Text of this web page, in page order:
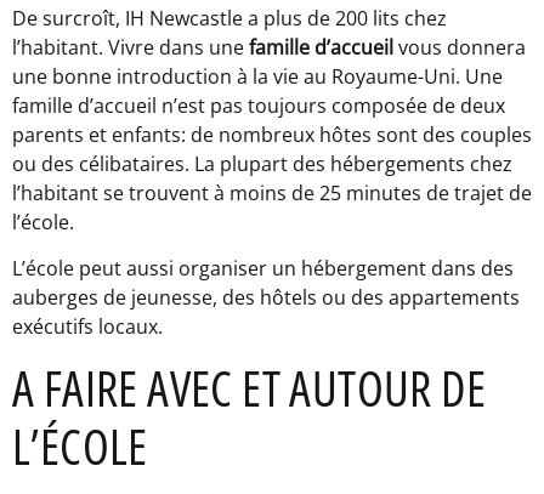
De surcroît, IH Newcastle a plus de 200 lits chez
l’habitant. Vivre dans unefamille d’accueilvous donnera
une bonne introduction à la vie au Royaume-Uni. Une
famille d’accueil n’est pas toujours composée de deux
parents et enfants: de nombreux hôtes sont des couples
ou des célibataires. La plupart des hébergements chez
l’habitant se trouvent à moins de 25 minutes de trajet de
l’école.
L’école peut aussi organiser un hébergement dans des
auberges de jeunesse, des hôtels ou des appartements
exécutifs locaux.
A FAIRE AVEC ET AUTOUR DE
L’ÉCOLE